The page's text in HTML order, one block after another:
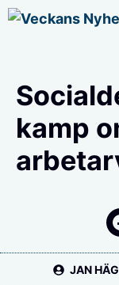
Hoppa
kamp
JAN